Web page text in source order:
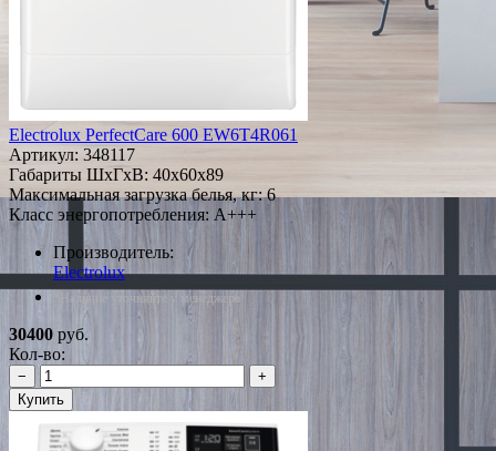
Electrolux PerfectCare 600 EW6T4R061
Артикул: 348117
Габариты ШxГxВ: 40x60x89
Максимальная загрузка белья, кг: 6
Класс энергопотребления: A+++
Производитель:
Electrolux
*Наличие уточняйте у менеджера
30400 руб.
Кол-во:
−
+
Купить